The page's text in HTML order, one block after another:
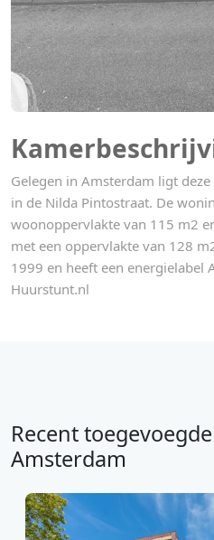
Gelegen in Amsterdam ligt
in de Nilda Pintostraat. De
woonoppervlakte van 115 m2
met een oppervlakte van 128
1999 en heeft een energielabel
Huurstunt.nl
Recent
Amsterdam